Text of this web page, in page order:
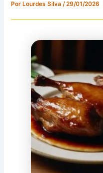
Por Lourdes Silva/29/01/2026